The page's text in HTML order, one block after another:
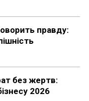
правду:
без жертв:
2026